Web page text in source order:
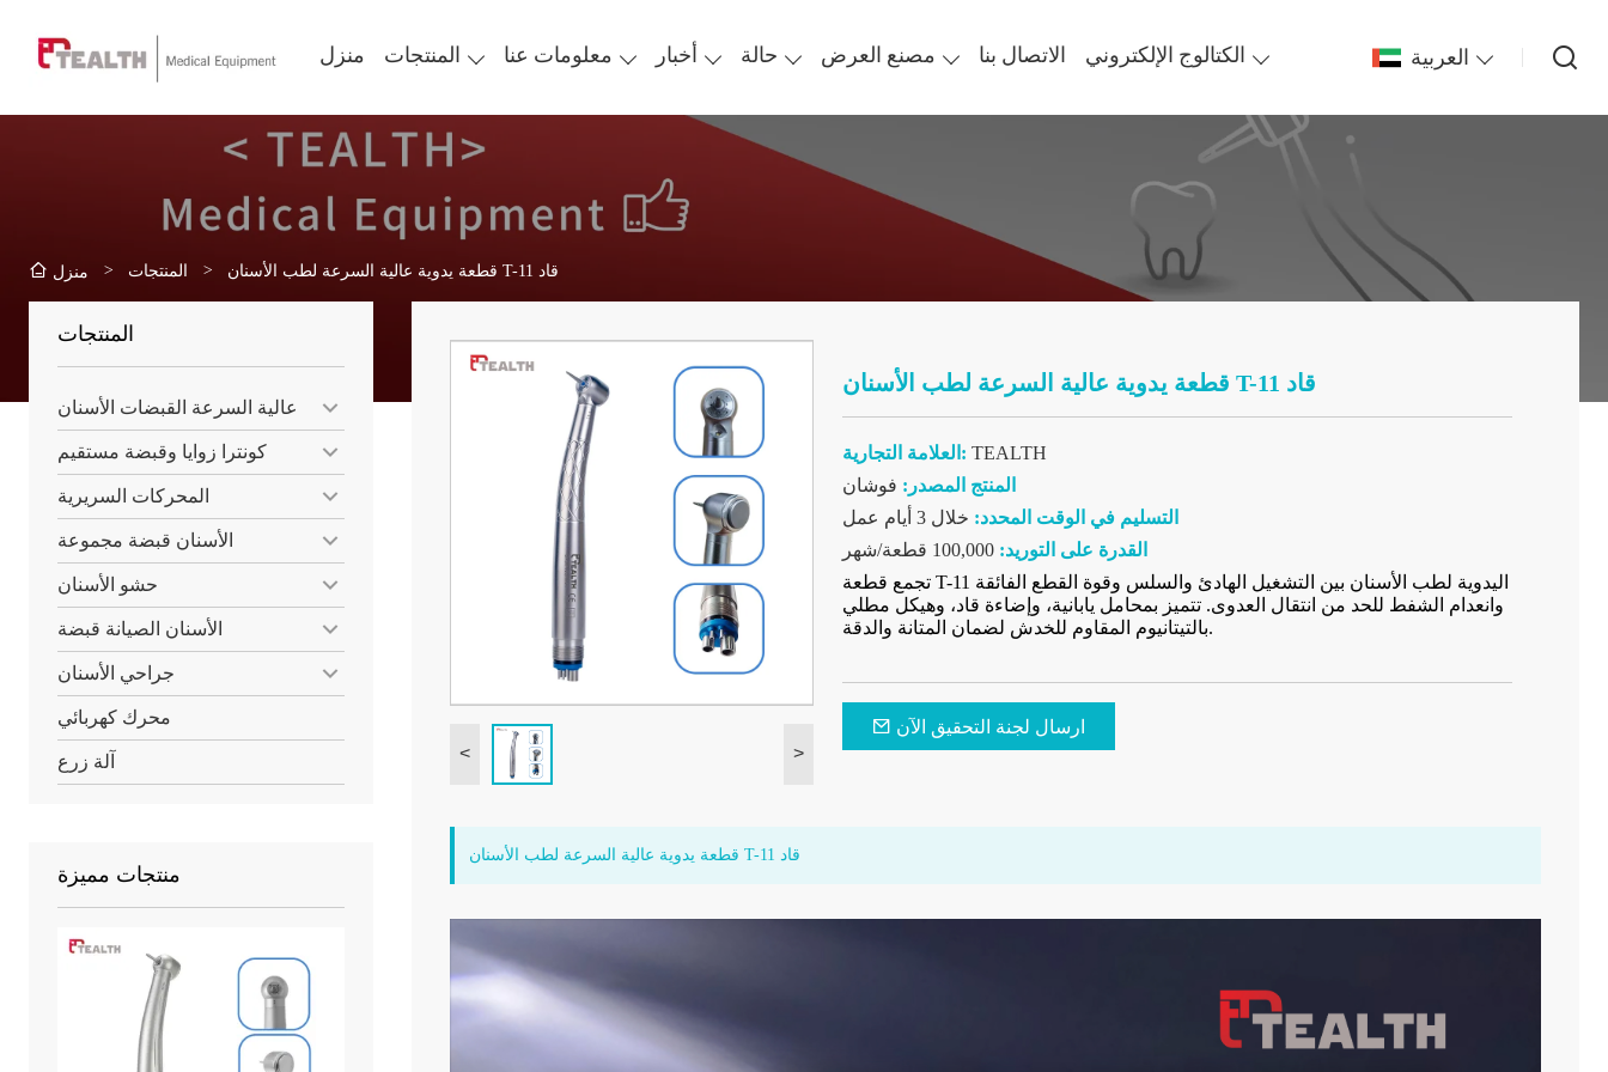
منزل المنتجات معلومات عنا أخبار حالة مصنع العرض الاتصال بنا الكتالوج الإلكتروني العربية
منزل > المنتجات > قطعة يدوية عالية السرعة لطب الأسنان T-11 قاد
المنتجات
عالية السرعة القبضات الأسنان
كونترا زوايا وقبضة مستقيم
المحركات السريرية
الأسنان قبضة مجموعة
حشو الأسنان
الأسنان الصيانة قبضة
جراحي الأسنان
محرك كهربائي
آلة زرع
منتجات مميزة
< >
قطعة يدوية عالية السرعة لطب الأسنان T-11 قاد
العلامة التجارية: TEALTH
المنتج المصدر: فوشان
التسليم في الوقت المحدد: خلال 3 أيام عمل
القدرة على التوريد: 100,000 قطعة/شهر
تجمع قطعة T-11 اليدوية لطب الأسنان بين التشغيل الهادئ والسلس وقوة القطع الفائقة
وانعدام الشفط للحد من انتقال العدوى. تتميز بمحامل يابانية، وإضاءة قاد، وهيكل مطلي
بالتيتانيوم المقاوم للخدش لضمان المتانة والدقة.
ارسال لجنة التحقيق الآن
قطعة يدوية عالية السرعة لطب الأسنان T-11 قاد